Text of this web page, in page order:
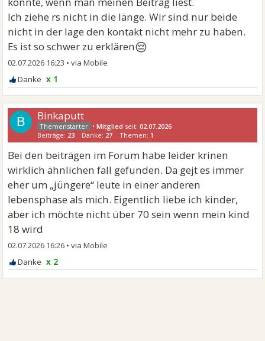
Ich ziehe rs nicht in die länge. Wir sind nur beide
nicht in der lage den kontakt nicht mehr zu haben.
Es ist so schwer zu erklären😔
02.07.2026 16:23 •
x 1
B Binkaputt
•Mitglied seit:02.07.2026
Beiträge: 23 Danke: 27 Themen: 1
Bei den beiträgen im Forum habe leider krinen
wirklich ähnlichen fall gefunden. Da gejt es immer
eher um „jüngere“ leute in einer anderen
lebensphase als mich. Eigentlich liebe ich kinder,
aber ich möchte nicht über 70 sein wenn mein kind
18 wird
02.07.2026 16:26 •
x 2